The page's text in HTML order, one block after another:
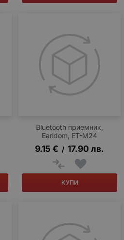
Bluetooth приемник,
Earldom, ET-M24
9.15 € / 17.90 лв.
КУПИ